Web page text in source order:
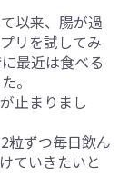
以来、腸が過
リを試してみ
最近は食べる
。
止まりまし
粒ずつ毎日飲ん
ていきたいと